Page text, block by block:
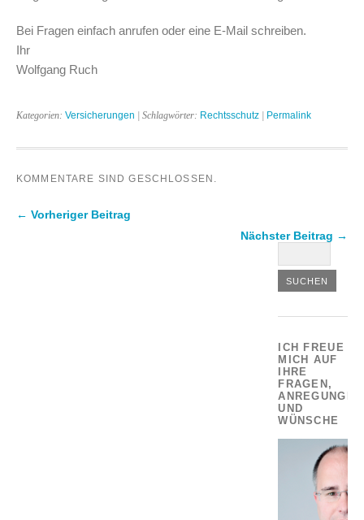
Bei Fragen einfach anrufen oder eine E-Mail schreiben.
Ihr
Wolfgang Ruch
Kategorien: Versicherungen | Schlagwörter: Rechtsschutz | Permalink
KOMMENTARE SIND GESCHLOSSEN.
← Vorheriger Beitrag
Nächster Beitrag →
ICH FREUE
MICH AUF
IHRE
FRAGEN,
ANREGUNGEN
UND
WÜNSCHE